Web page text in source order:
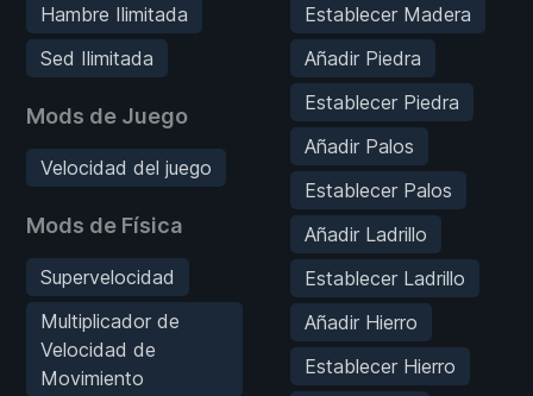
Hambre Ilimitada
Sed Ilimitada
Mods de Juego
Velocidad del juego
Mods de Física
Supervelocidad
Multiplicador de
Velocidad de
Movimiento
Establecer Madera
Añadir Piedra
Establecer Piedra
Añadir Palos
Establecer Palos
Añadir Ladrillo
Establecer Ladrillo
Añadir Hierro
Establecer Hierro